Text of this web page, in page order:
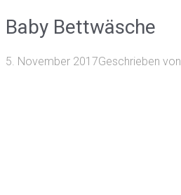
Baby Bettwäsche
5. November 2017Geschrieben von